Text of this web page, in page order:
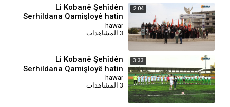
2:04
Li Kobanê Şehîdên
Serhildana Qamişloyê hatin
bibîranîn
hawar
3 المشاهدات
3:33
⁣Li Kobanê Şehîdên
Serhildana Qamişloyê hatin
bibîranîn
hawar
3 المشاهدات